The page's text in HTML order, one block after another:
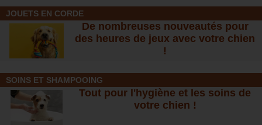
JOUETS EN CORDE
De nombreuses nouveautés pour
des heures de jeux avec votre chien
!
SOINS ET SHAMPOOING
Tout pour l'hygiène et les soins de
votre chien !